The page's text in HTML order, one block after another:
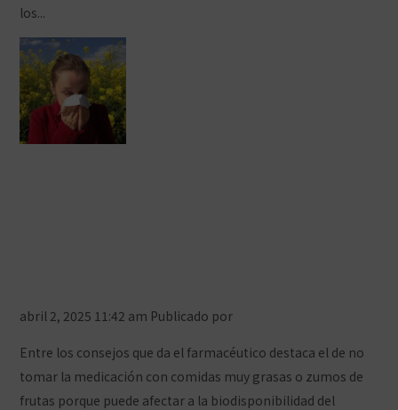
los...
abril 2, 2025 11:42 am Publicado por
Entre los consejos que da el farmacéutico destaca el de no
tomar la medicación con comidas muy grasas o zumos de
frutas porque puede afectar a la biodisponibilidad del